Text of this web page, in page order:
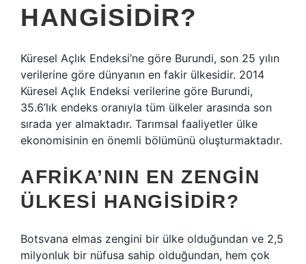
HANGISIDIR?
Küresel Açlık Endeksi’ne göre Burundi, son 25 yılın
verilerine göre dünyanın en fakir ülkesidir. 2014
Küresel Açlık Endeksi verilerine göre Burundi,
35.6’lık endeks oranıyla tüm ülkeler arasında son
sırada yer almaktadır. Tarımsal faaliyetler ülke
ekonomisinin en önemli bölümünü oluşturmaktadır.
AFRIKA’NIN EN ZENGIN
ÜLKESI HANGISIDIR?
Botsvana elmas zengini bir ülke olduğundan ve 2,5
milyonluk bir nüfusa sahip olduğundan, hem çok